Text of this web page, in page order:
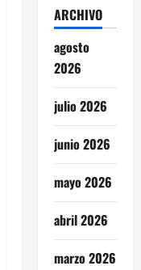
ARCHIVO
agosto
2026
julio 2026
junio 2026
mayo 2026
abril 2026
marzo 2026